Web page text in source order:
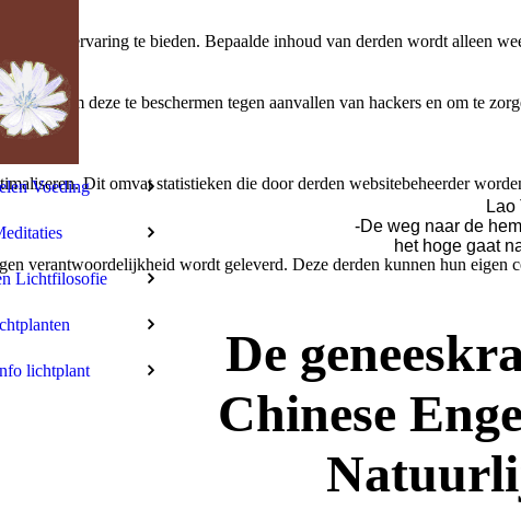
Voeding
Lichtfilosofie
lichtplant
Lao
-De weg naar de
het hoge gaat
De
Chinese
te bieden. Bepaalde inhoud van derden wordt alleen
om deze te beschermen tegen aanvallen van hackers en om te
Dit omvat statistieken die door derden websitebeheerder
verantwoordelijkheid wordt geleverd. Deze derden kunnen hun eigen